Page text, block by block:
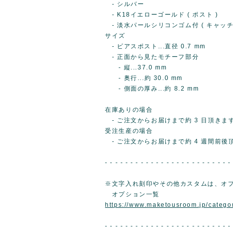
- シルバー
- K18イエローゴールド ( ポスト )
- 淡水パールシリコンゴム付 ( キャッ
サイズ
- ピアスポスト...直径 0.7 mm
- 正面から見たモチーフ部分
- 縦...37.0 mm
- 奥行...約 30.0 mm
- 側面の厚み...約 8.2 mm
在庫ありの場合
- ご注文からお届けまで約 3 日頂きます
受注生産の場合
- ご注文からお届けまで約 4 週間前後頂
- - - - - - - - - - - - - - - - - - - - - - - - -
※文字入れ刻印やその他カスタムは、オ
オプション一覧
https://www.maketousroom.jp/
- - - - - - - - - - - - - - - - - - - - - - - - -